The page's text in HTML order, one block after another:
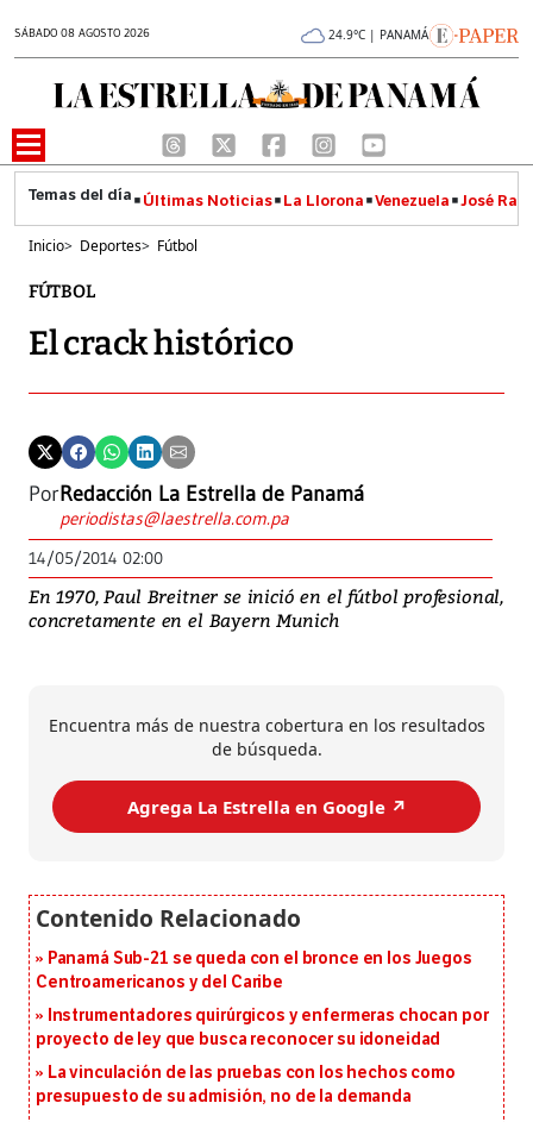
SÁBADO 08 AGOSTO 2026 24.9°C | PANAMÁ
Últimas Noticias La Llorona Venezuela José
Inicio> Deportes> Fútbol
FÚTBOL
El crack histórico
PorRedacción La Estrella de Panamá
periodistas@laestrella.com.pa
14/05/2014 02:00
En 1970, Paul Breitner se inició en el fútbol profesional,
concretamente en el Bayern Munich
Encuentra más de nuestra cobertura en los resultados
de búsqueda.
Agrega La Estrella en Google ↗️
Panamá Sub-21 se queda con el bronce en los Juegos
Centroamericanos y del Caribe
Instrumentadores quirúrgicos y enfermeras chocan por
proyecto de ley que busca reconocer su idoneidad
La vinculación de las pruebas con los hechos como
presupuesto de su admisión, no de la demanda